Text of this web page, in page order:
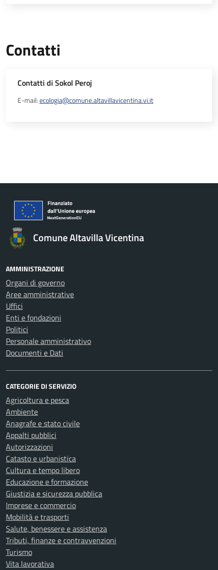
Contatti
Contatti di Sokol Peroj
E-mail:ecologia@comune.altavillavicentina.vi.it
Comune Altavilla Vicentina
AMMINISTRAZIONE
Organi di governo
Aree amministrative
Uffici
Enti e fondazioni
Politici
Personale amministrativo
Documenti e Dati
CATEGORIE DI SERVIZIO
Agricoltura e pesca
Ambiente
Anagrafe e stato civile
Appalti pubblici
Autorizzazioni
Catasto e urbanistica
Cultura e tempo libero
Educazione e formazione
Giustizia e sicurezza pubblica
Imprese e commercio
Mobilità e trasporti
Salute, benessere e assistenza
Tributi, finanze e contravvenzioni
Turismo
Vita lavorativa